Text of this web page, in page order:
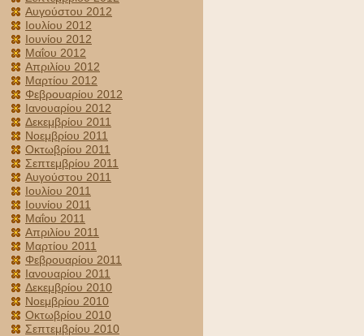
Αυγούστου 2012
Ιουλίου 2012
Ιουνίου 2012
Μαΐου 2012
Απριλίου 2012
Μαρτίου 2012
Φεβρουαρίου 2012
Ιανουαρίου 2012
Δεκεμβρίου 2011
Νοεμβρίου 2011
Οκτωβρίου 2011
Σεπτεμβρίου 2011
Αυγούστου 2011
Ιουλίου 2011
Ιουνίου 2011
Μαΐου 2011
Απριλίου 2011
Μαρτίου 2011
Φεβρουαρίου 2011
Ιανουαρίου 2011
Δεκεμβρίου 2010
Νοεμβρίου 2010
Οκτωβρίου 2010
Σεπτεμβρίου 2010